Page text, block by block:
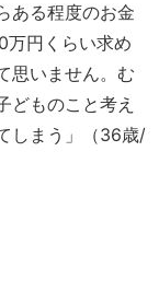
ある程度のお金
万円くらい求め
思いません。む
どものこと考え
しまう」（36歳/